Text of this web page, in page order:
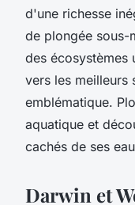
d'une richesse
de plongée sous-
des écosystèmes
vers les meilleurs
emblématique.
aquatique et
cachés de ses
Darwin et